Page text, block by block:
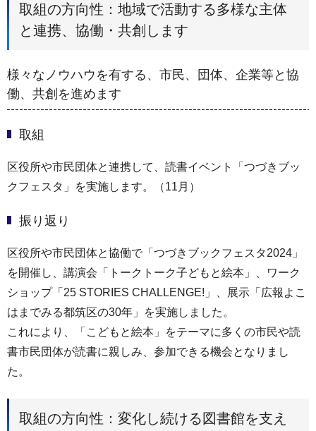
取組の方向性：地域で活動する多様な主体
と連携、協働・共創します
様々なノウハウを有する、市民、団体、企業等と協
働、共創を進めます
取組
区役所や市民団体と連携して、読書イベント「つづきブッ
クフェスタ」を実施します。（11月）
振り返り
区役所や市民団体と協働で「つづきブックフェスタ2024」
を開催し、講演会「トークトーク子どもと絵本」、ワーク
ショップ「25 STORIES CHALLENGE!」、展示「広報よこ
はまでみる都筑区の30年」を実施しました。
これにより、「こどもと絵本」をテーマに多くの市民や読
書市民団体が読書に親しみ、参加できる機会となりまし
た。
取組の方向性：変化し続ける図書館を支え